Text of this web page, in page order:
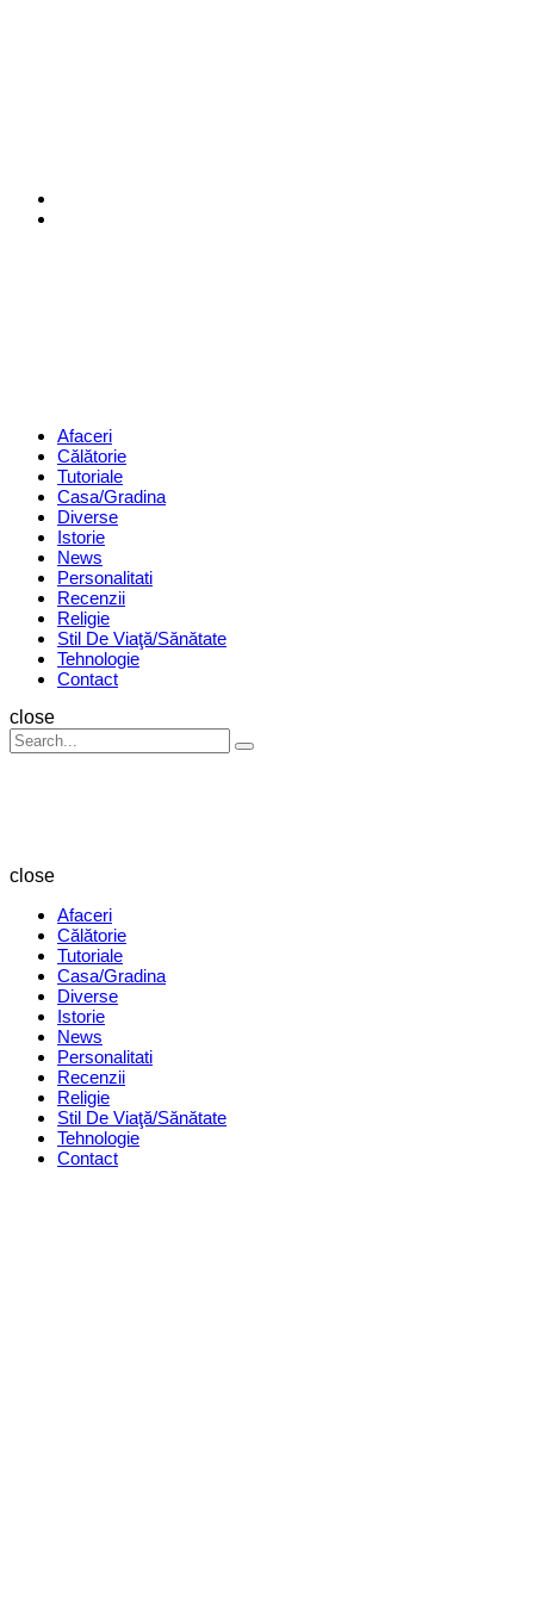
Menu Afaceri
Călătorie
Tutoriale
Casa/Gradina
Diverse
Istorie
News
Personalitati
Recenzii
Religie
Stil De Viaţă/Sănătate
Tehnologie
Contact
Search
close
Search
for:
Search
close
Afaceri
Călătorie
Tutoriale
Casa/Gradina
Diverse
Istorie
News
Personalitati
Recenzii
Religie
Stil De Viaţă/Sănătate
Tehnologie
Contact